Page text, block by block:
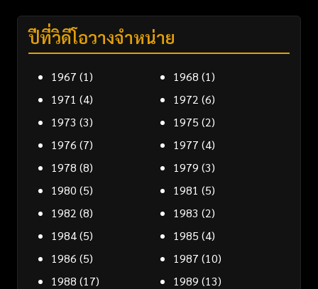
ปีที่วิดีโอวางจำหน่าย
1967 (1) 1968 (1)
1971 (4) 1972 (6)
1973 (3) 1975 (2)
1976 (7) 1977 (4)
1978 (8) 1979 (3)
1980 (5) 1981 (5)
1982 (8) 1983 (2)
1984(5) 1985 (4)
1986 (5) 1987 (10)
1988 (17) 1989 (13)